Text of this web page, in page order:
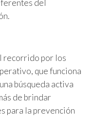
del
recorrido por los
que funciona
búsqueda activa
de brindar
para la prevención